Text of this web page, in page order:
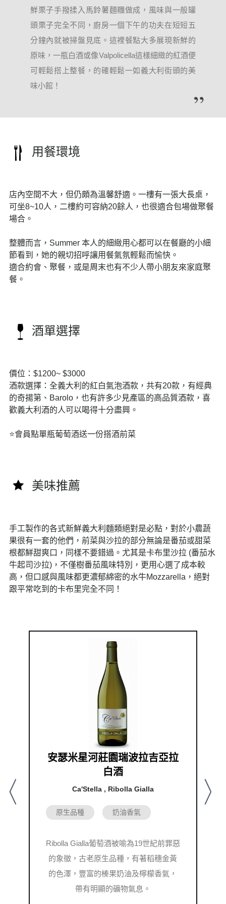
鮮栗子手撥揉入馬鈴薯麵糰做成，風味與一般罐
頭栗子完全不同，廚房一個下午的功夫在短短五
分鐘內就被掃盤見底。這裡餐點大多展現新鮮的
原味，一瓶白酒或像Valpolicella這樣細緻的紅酒便
可輕鬆搭上整餐，的確輕鬆一如義大利街頭的美
用餐環境
店內空間不大，但仍頗為溫馨舒適。一樓有一張大長桌，
可坐8~10人，二樓約可容納20餘人，也很適合包場做聚餐
場合。
整體而言，Summer 本人的細緻用心都可以在餐廳的小細
節看到，她的親切招呼讓用餐氣氛輕鬆而愉快。
適合約會、聚餐，或是周末也有不少人帶小朋友來家庭聚
餐。
酒單選擇
價位：$1200~ $3000
酒款選擇：全義大利的紅白氣泡酒款，共有20款，有經典
的奇揚第、Barolo，也有許多少見產區的高品質酒款，喜
歡義大利酒的人可以喝得十分盡興。
⭐️會員點單瓶葡萄酒送一份搭酒前菜
美味推薦
手工製作的各式新鮮義大利麵類絕對是必點，對於小農蔬
果很有一套的他們，前菜與沙拉的部分無論是番茄或甜菜
根都鮮甜爽口，同樣不要錯過。尤其是卡布里沙拉 (番茄水
牛起司沙拉)，不僅樹番茄風味特別，更用心選了成本較
高，但口感與風味都更濃郁綿密的水牛Mozzarella，絕對
跟平常吃到的卡布里完全不同！
安瑟米星河莊園瑞波拉吉亞拉
白酒
Ca'Stella , Ribolla Gialla
原生品種 奶油香氣
Ribolla Gialla葡萄酒被喻為19世紀前罪惡
的象徵，古老原生品種，有著稻穗金黃
的色澤，豐富的榛果奶油及檸檬香氣，
帶有明顯的礦物氣息。